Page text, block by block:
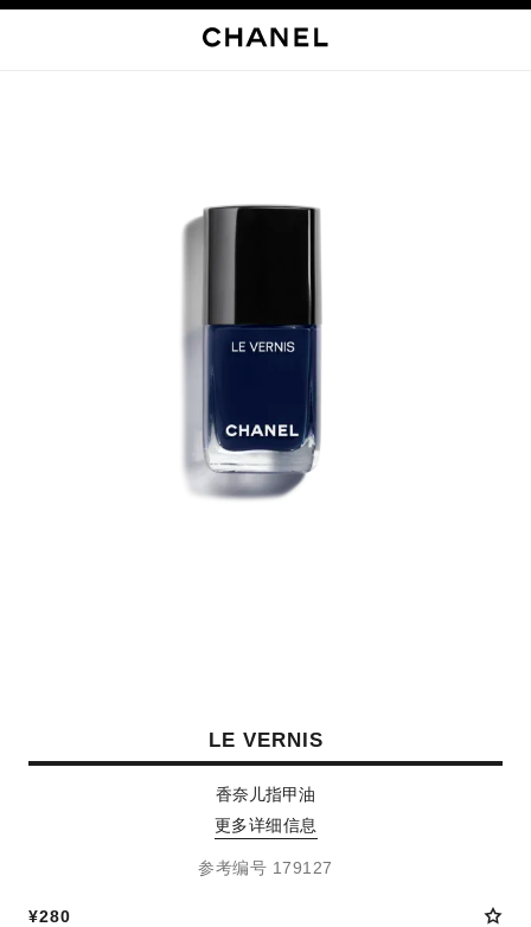
LE VERNIS
香奈儿指甲油
更多详细信息
参考编号 179127
¥280